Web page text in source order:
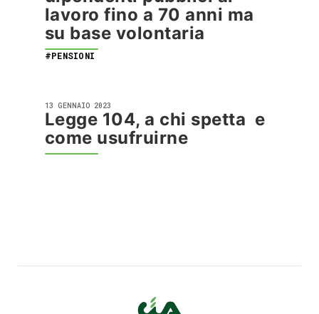
lavoro fino a 70 anni ma
su base volontaria
#PENSIONI
13 GENNAIO 2023
Legge 104, a chi spetta e
come usufruirne